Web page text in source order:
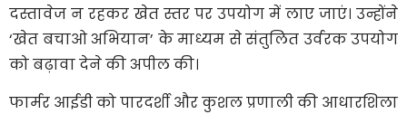
दस्तावेज न रहकर खेत स्तर पर उपयोग में लाए जाएं। उन्होंने
‘खेत बचाओ अभियान’ के माध्यम से संतुलित उर्वरक उपयोग
को बढ़ावा देने की अपील की।
फार्मर आईडी को पारदर्शी और कुशल प्रणाली की आधारशिला